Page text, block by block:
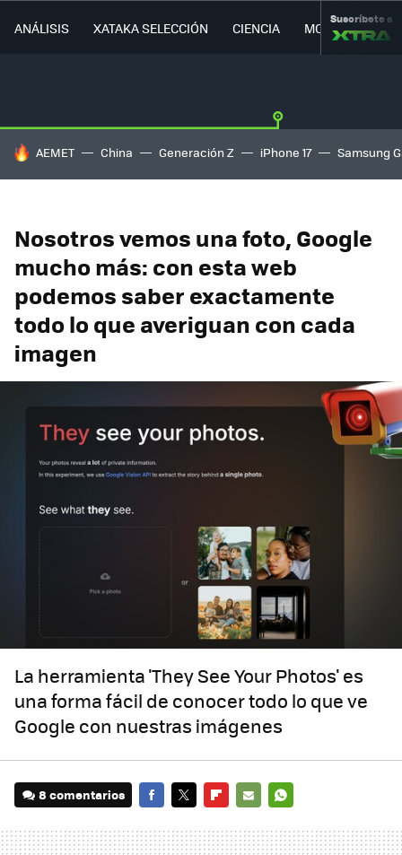
ANÁLISIS XATAKA SELECCIÓN CIENCIA MOVILIDAD
Suscríbete a
HOY SE HABLA DE
AEMET China Generación Z iPhone 17 Samsung
Nosotros vemos una foto, Google
mucho más: con esta web
podemos saber exactamente
todo lo que averiguan con cada
imagen
La herramienta 'They See Your Photos' es
una forma fácil de conocer todo lo que ve
Google con nuestras imágenes
8 comentarios
MAIL